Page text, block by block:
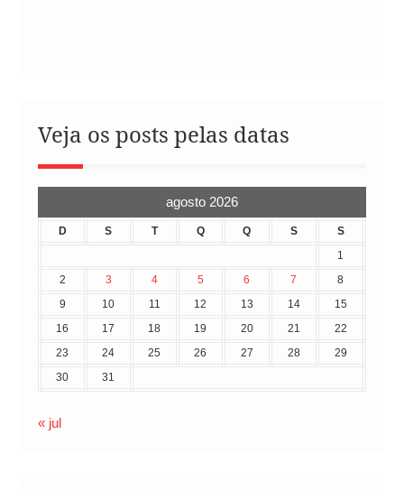
Veja os posts pelas datas
agosto 2026
D S T Q Q S
S
1
2
3 4 5 6 7
8
9
10 11 12 13 14
15
16
17 18 19 20 21
22
23
24 25 26 27 28
29
30
31
« jul